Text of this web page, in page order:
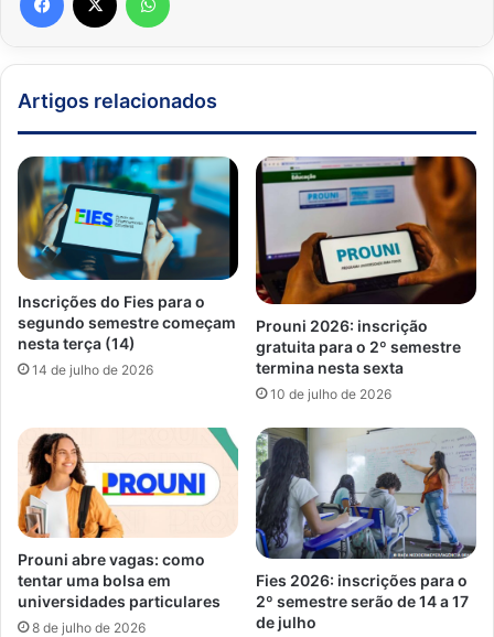
Artigos relacionados
Inscrições do Fies para o
segundo semestre começam
nesta terça (14)
14 de julho de 2026
Prouni 2026: inscrição
gratuita para o 2º semestre
termina nesta sexta
10 de julho de 2026
Prouni abre vagas: como
tentar uma bolsa em
universidades particulares
8 de julho de 2026
Fies 2026: inscrições para o
2º semestre serão de 14 a 17
de julho